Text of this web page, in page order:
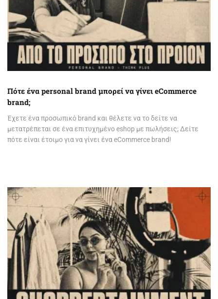
Πότε ένα personal brand μπορεί να γίνει eCommerce
brand;
Έχετε ένα προσωπικό brand και θέλετε να το δείτε να
μετατρέπεται σε ένα επιτυχημένο eshop με πωλήσεις; Δείτε
πότε είναι έτοιμο για να γίνει ένα eCommerce brand!